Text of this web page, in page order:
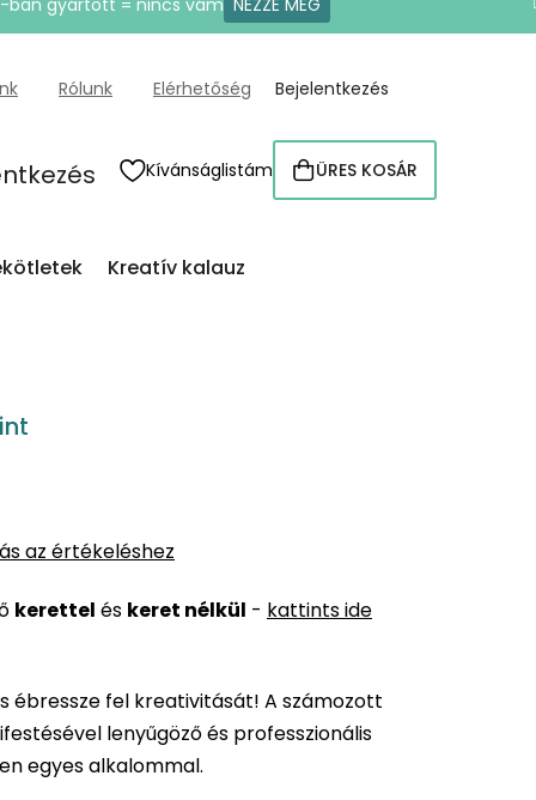
ban gyártott = nincs vám NÉZZE MEG
Rólunk Elérhetőség Bejelentkezés
Kívánságlistám KOSÁR
ÜRES KOSÁR
Kreatív kalauz
az értékeléshez
kerettel és keret nélkül - kattints ide
ébressze fel kreativitását! A számozott
lenyűgöző és professzionális
egyes alkalommal.